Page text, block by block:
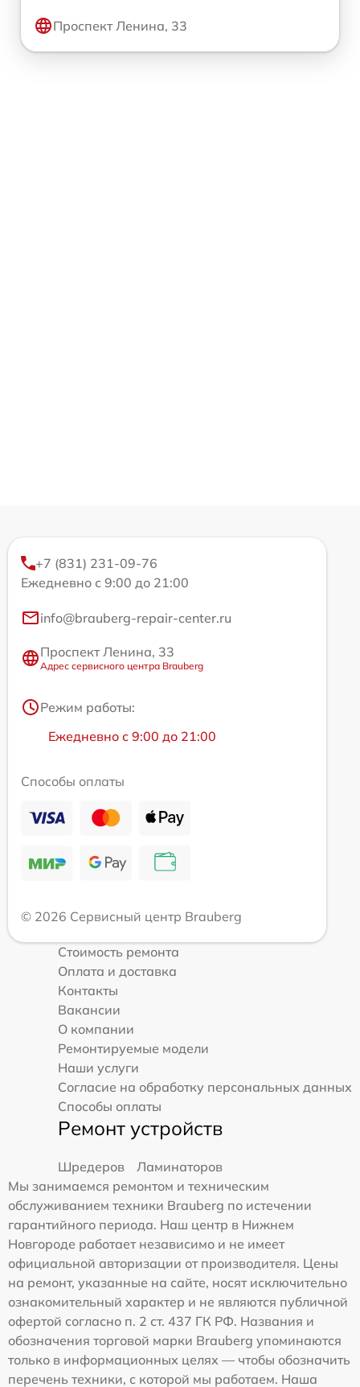
Проспект Ленина, 33
+7 (831) 231-09-76
Ежедневно с 9:00 до 21:00
info@brauberg-repair-center.ru
Проспект Ленина, 33
Адрес сервисного центра Brauberg
Режим работы:
Ежедневно с 9:00 до 21:00
Способы оплаты
© 2026 Сервисный центр Brauberg
Стоимость ремонта
Оплата и доставка
Контакты
Вакансии
О компании
Ремонтируемые модели
Наши услуги
Согласие на обработку персональных данных
Способы оплаты
Ремонт устройств
Шредеров
Ламинаторов
Мы занимаемся ремонтом и техническим
обслуживанием техники Brauberg по истечении
гарантийного периода. Наш центр в Нижнем
Новгороде работает независимо и не имеет
официальной авторизации от производителя. Цены
на ремонт, указанные на сайте, носят исключительно
ознакомительный характер и не являются публичной
офертой согласно п. 2 ст. 437 ГК РФ. Названия и
обозначения торговой марки Brauberg упоминаются
только в информационных целях — чтобы обозначить
перечень техники, с которой мы работаем. Наша